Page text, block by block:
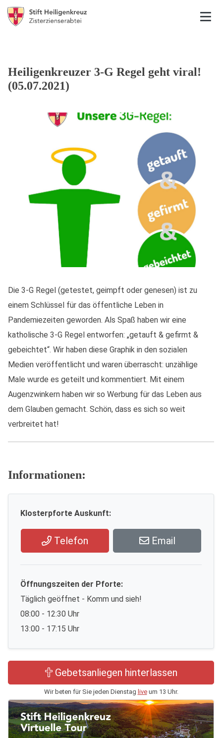
Heiligenkreuzer 3-G Regel geht viral!
(05.07.2021)
Die 3-G Regel (getestet, geimpft oder genesen) ist zu
einem Schlüssel für das öffentliche Leben in
Pandemiezeiten geworden. Als Spaß haben wir eine
katholische 3-G Regel entworfen: „getauft & gefirmt &
gebeichtet“. Wir haben diese Graphik in den sozialen
Medien veröffentlicht und waren überrascht: unzählige
Male wurde es geteilt und kommentiert. Mit einem
Augenzwinkern haben wir so Werbung für das Leben aus
dem Glauben gemacht. Schön, dass es sich so weit
verbreitet hat!
Informationen:
Klosterpforte Auskunft:
Telefon Email
Öffnungszeiten der Pforte:
Täglich geöffnet - Komm und sieh!
08:00 - 12:30 Uhr
13:00 - 17:15 Uhr
Gebetsanliegen hinterlassen
Wir beten für Sie jeden Dienstag liveum 13 Uhr.